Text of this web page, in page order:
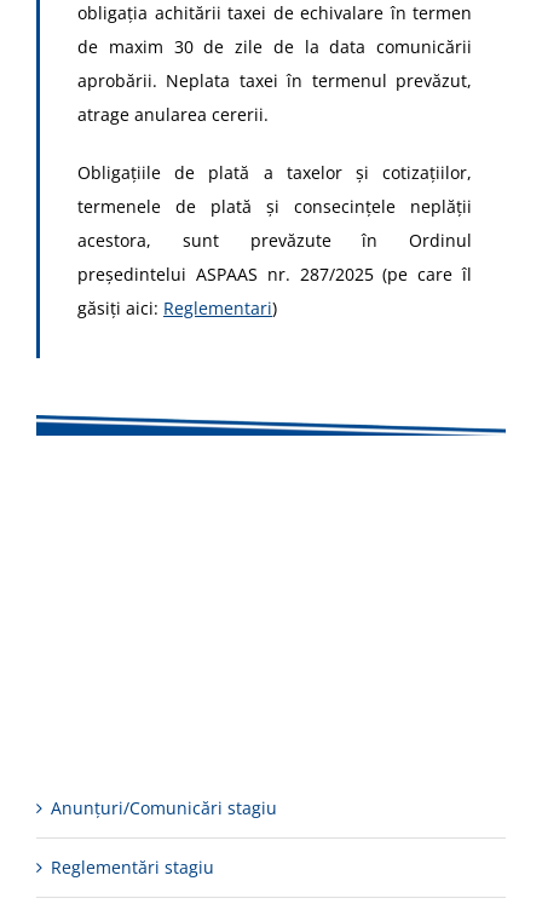
obligația achitării taxei de echivalare în termen
de maxim 30 de zile de la data comunicării
aprobării. Neplata taxei în termenul prevăzut,
atrage anularea cererii.
Obligațiile de plată a taxelor și cotizațiilor,
termenele de plată și consecințele neplății
acestora, sunt prevăzute în Ordinul
președintelui ASPAAS nr. 287/2025 (pe care îl
găsiți aici: Reglementari)
Anunțuri/Comunicări stagiu
Reglementări stagiu